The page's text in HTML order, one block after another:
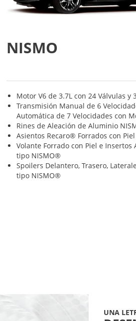
NISMO
Motor V6 de 3.7L con 24 Válvulas y
Transmisión Manual de 6
Automática de 7 Velocidades con
Rines de Aleación de Aluminio
Asientos Recaro® Forrados con
Volante Forrado con Piel e Insertos
tipo NISMO®
Spoilers Delantero, Trasero,
tipo NISMO®
MÍTICO